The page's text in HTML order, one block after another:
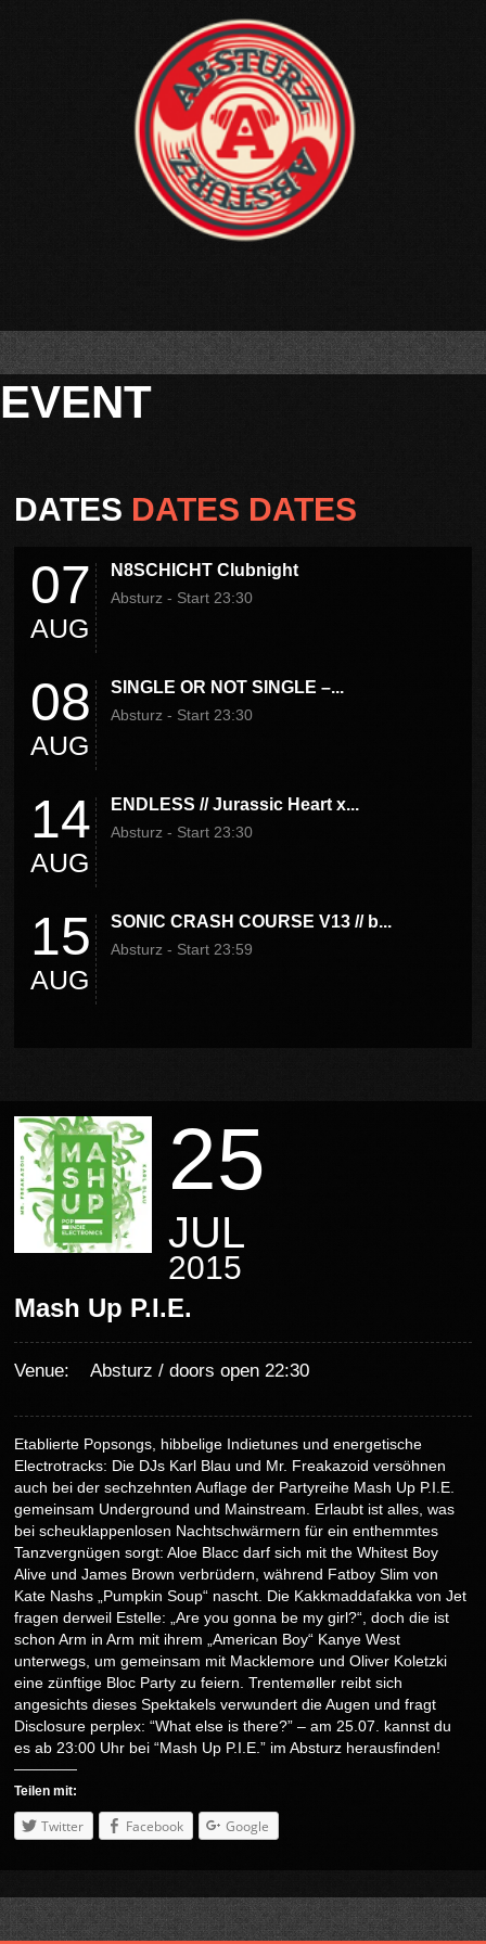
EVENT
DATES DATES DATES
07
AUG
N8SCHICHT Clubnight
Absturz - Start 23:30
08
AUG
SINGLE OR NOT SINGLE –...
Absturz - Start 23:30
14
AUG
ENDLESS // Jurassic Heart x...
Absturz - Start 23:30
15
AUG
SONIC CRASH COURSE V13 // b...
Absturz - Start 23:59
25
JUL
2015
Mash Up P.I.E.
Venue: Absturz / doors open 22:30
Etablierte Popsongs, hibbelige Indietunes und energetische
Electrotracks: Die DJs Karl Blau und Mr. Freakazoid versöhnen
auch bei der sechzehnten Auflage der Partyreihe Mash Up P.I.E.
gemeinsam Underground und Mainstream. Erlaubt ist alles, was
bei scheuklappenlosen Nachtschwärmern für ein enthemmtes
Tanzvergnügen sorgt: Aloe Blacc darf sich mit the Whitest Boy
Alive und James Brown verbrüdern, während Fatboy Slim von
Kate Nashs „Pumpkin Soup“ nascht. Die Kakkmaddafakka von Jet
fragen derweil Estelle: „Are you gonna be my girl?“, doch die ist
schon Arm in Arm mit ihrem „American Boy“ Kanye West
unterwegs, um gemeinsam mit Macklemore und Oliver Koletzki
eine zünftige Bloc Party zu feiern. Trentemøller reibt sich
angesichts dieses Spektakels verwundert die Augen und fragt
Disclosure perplex: “What else is there?” – am 25.07. kannst du
es ab 23:00 Uhr bei “Mash Up P.I.E.” im Absturz herausfinden!
Teilen mit:
Twitter Facebook Google